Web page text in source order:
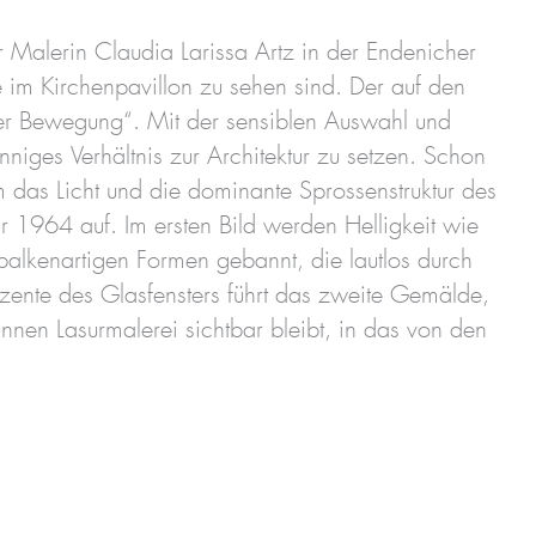
Claudia Larissa Artz in der Endenicher
Kirchenpavillon zu sehen sind. Der auf den
Bewegung“. Mit der sensiblen Auswahl und
Verhältnis zur Architektur zu setzen. Schon
Licht und die dominante Sprossenstruktur des
1964 auf. Im ersten Bild werden Helligkeit wie
Formen gebannt, die lautlos durch
des Glasfensters führt das zweite Gemälde,
Lasurmalerei sichtbar bleibt, in das von den